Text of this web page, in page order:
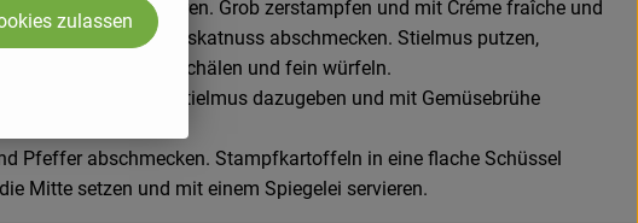
in Salzwasser garen. Grob zerstampfen und mit Créme fraîche und
Salz, Pfeffer und Muskatnuss abschmecken. Stielmus putzen,
hacken. Die Zwiebel schälen und fein würfeln.
glasig dünsten, Stielmus dazugeben und mit Gemüsebrühe
Pfeffer abschmecken. Stampfkartoffeln in eine flache Schüssel
Mitte setzen und mit einem Spiegelei servieren.
zulassen